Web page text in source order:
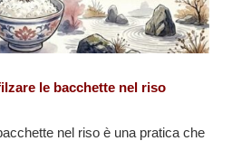
le bacchette nel riso
nel riso è una pratica che